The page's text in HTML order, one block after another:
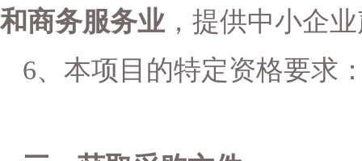
和商务服务业 ， 提供中小企
6、 本项目的特定资格要求